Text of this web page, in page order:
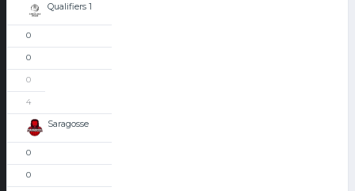
Qualifiers 1
0
0
0
4
Saragosse
0
0